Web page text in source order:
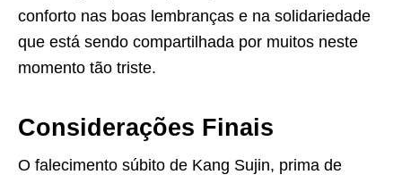
conforto nas boas lembranças e na solidariedade
que está sendo compartilhada por muitos neste
momento tão triste.
Considerações Finais
O falecimento súbito de Kang Sujin, prima de